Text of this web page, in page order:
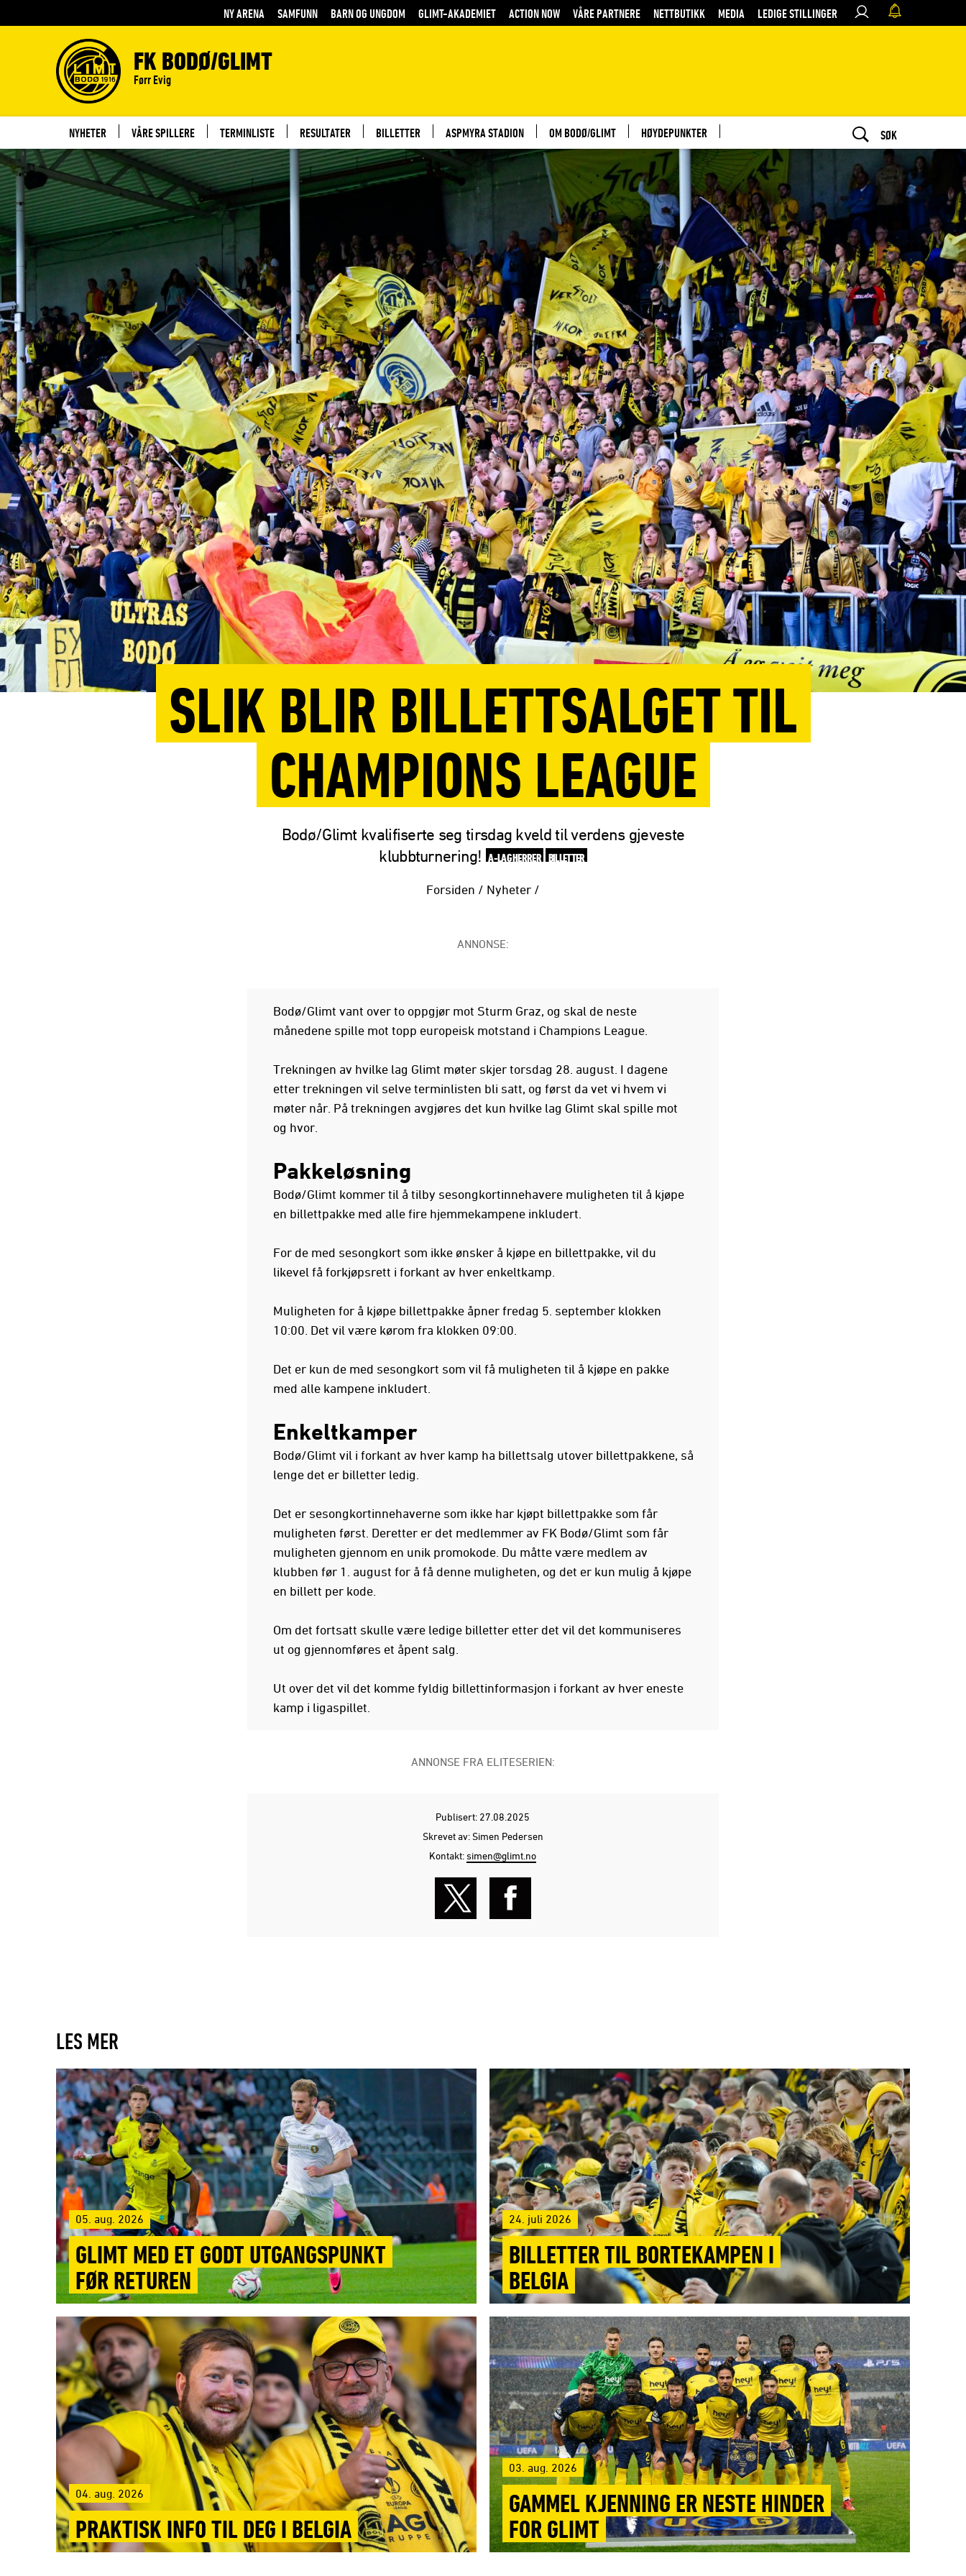
NY ARENA SAMFUNN BARN OG UNGDOM GLIMT-AKADEMIET ACTION NOW VÅRE PARTNERE NETTBUTIKK MEDIA LEDIGE STILLINGER
FK BODØ/GLIMT
Førr Evig
NYHETER VÅRE SPILLERE TERMINLISTE RESULTATER BILLETTER ASPMYRA STADION OM BODØ/GLIMT HØYDEPUNKTER SØK
SLIK BLIR BILLETTSALGET TIL
CHAMPIONS LEAGUE
Bodø/Glimt kvalifiserte seg tirsdag kveld til verdens gjeveste
klubbturnering! A-LAG HERRER BILLETTER
Forsiden / Nyheter /
ANNONSE:
Bodø/Glimt vant over to oppgjør mot Sturm Graz, og skal de neste
månedene spille mot topp europeisk motstand i Champions League.
Trekningen av hvilke lag Glimt møter skjer torsdag 28. august. I dagene
etter trekningen vil selve terminlisten bli satt, og først da vet vi hvem vi
møter når. På trekningen avgjøres det kun hvilke lag Glimt skal spille mot
og hvor.
Pakkeløsning
Bodø/Glimt kommer til å tilby sesongkortinnehavere muligheten til å kjøpe
en billettpakke med alle fire hjemmekampene inkludert.
For de med sesongkort som ikke ønsker å kjøpe en billettpakke, vil du
likevel få forkjøpsrett i forkant av hver enkeltkamp.
Muligheten for å kjøpe billettpakke åpner fredag 5. september klokken
10:00. Det vil være kørom fra klokken 09:00.
Det er kun de med sesongkort som vil få muligheten til å kjøpe en pakke
med alle kampene inkludert.
Enkeltkamper
Bodø/Glimt vil i forkant av hver kamp ha billettsalg utover billettpakkene, så
lenge det er billetter ledig.
Det er sesongkortinnehaverne som ikke har kjøpt billettpakke som får
muligheten først. Deretter er det medlemmer av FK Bodø/Glimt som får
muligheten gjennom en unik promokode. Du måtte være medlem av
klubben før 1. august for å få denne muligheten, og det er kun mulig å kjøpe
en billett per kode.
Om det fortsatt skulle være ledige billetter etter det vil det kommuniseres
ut og gjennomføres et åpent salg.
Ut over det vil det komme fyldig billettinformasjon i forkant av hver eneste
kamp i ligaspillet.
ANNONSE FRA ELITESERIEN:
Publisert: 27.08.2025
Skrevet av: Simen Pedersen
Kontakt:simen@glimt.no
LES MER
05. aug. 2026
GLIMT MED ET GODT UTGANGSPUNKT
FØR RETUREN
24. juli 2026
BILLETTER TIL BORTEKAMPEN I
BELGIA
04. aug. 2026
PRAKTISK INFO TIL DEG I BELGIA
03. aug. 2026
GAMMEL KJENNING ER NESTE HINDER
FOR GLIMT